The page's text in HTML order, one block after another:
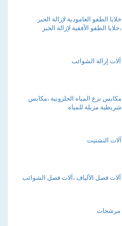
خلايا الطفو العامودية لإزالة الحبر
،خلايا الطفو الأفقية لإزالة الحبر
آلات إزالة الشوائب
مكابس نزع المياه الحلزونية ،مكابس
شريطية مزيلة للمياه
آلات التشتيت
آلات فصل الألياف ،آلات فصل الشوائب
مرشحات